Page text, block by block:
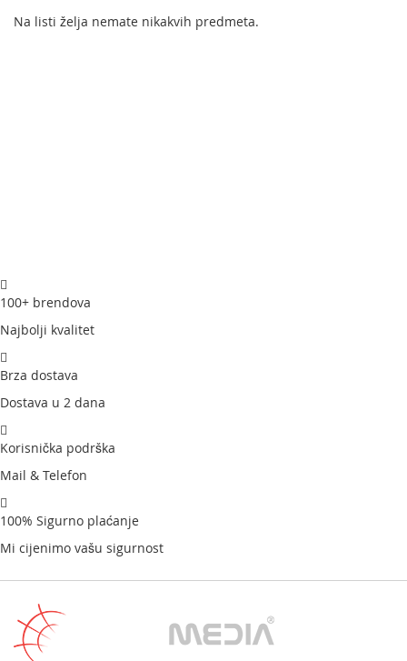
Na listi želja nemate nikakvih predmeta.
100+ brendova
Najbolji kvalitet
Brza dostava
Dostava u 2 dana
Korisnička podrška
Mail & Telefon
100% Sigurno plaćanje
Mi cijenimo vašu sigurnost